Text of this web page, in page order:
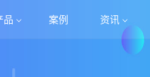
品 案例 资讯